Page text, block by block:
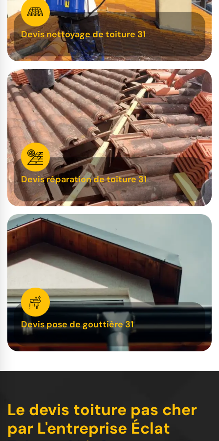
Devis nettoyage de toiture 31
Devis réparation de toiture 31
Devis pose de gouttière 31
Le devis toiture pas cher
par L'entreprise Éclat